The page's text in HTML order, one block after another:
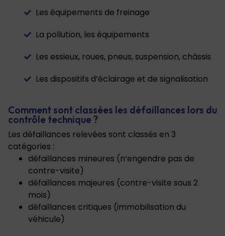
Les équipements de freinage
La pollution, les équipements
Les essieux, roues, pneus, suspension, châssis
Les dispositifs d’éclairage et de signalisation
Comment sont classées les défaillances lors du
contrôle technique ?
Les défaillances relevées sont classés en 3
catégories :
défaillances mineures (n’engendre pas de
contre-visite)
défaillances majeures (contre-visite sous 2
mois)
défaillances critiques (immobilisation du
véhicule)